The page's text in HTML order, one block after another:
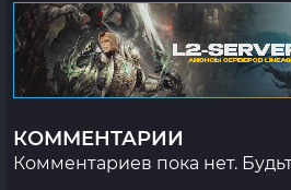
КОММЕНТАРИИ
Комментариев пока нет.